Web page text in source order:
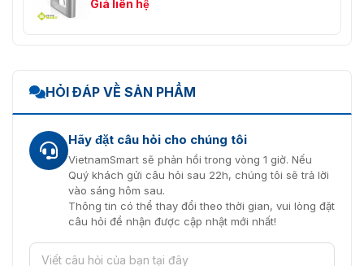
Giá liên hệ
HỎI ĐÁP VỀ SẢN PHẨM
Hãy đặt câu hỏi cho chúng tôi
VietnamSmart sẽ phản hồi trong vòng 1 giờ. Nếu
Quý khách gửi câu hỏi sau 22h, chúng tôi sẽ trả lời
vào sáng hôm sau.
Thông tin có thể thay đổi theo thời gian, vui lòng đặt
câu hỏi để nhận được cập nhật mới nhất!